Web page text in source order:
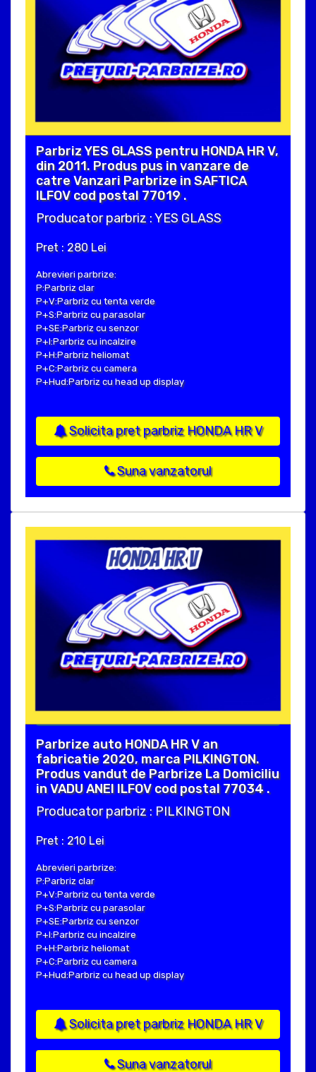
Parbriz YES GLASS pentru HONDA HR V,
din 2011. Produs pus in vanzare de
catre Vanzari Parbrize in SAFTICA
ILFOV cod postal 77019 .
Producator parbriz : YES GLASS
Pret : 280 Lei
Abrevieri parbrize:
P:Parbriz clar
P+V:Parbriz cu tenta verde
P+S:Parbriz cu parasolar
P+SE:Parbriz cu senzor
P+I:Parbriz cu incalzire
P+H:Parbriz heliomat
P+C:Parbriz cu camera
P+Hud:Parbriz cu head up display
Solicita pret parbriz HONDA HR V
Suna vanzatorul
Parbrize auto HONDA HR V an
fabricatie 2020, marca PILKINGTON.
Produs vandut de Parbrize La Domiciliu
in VADU ANEI ILFOV cod postal 77034 .
Producator parbriz : PILKINGTON
Pret : 210 Lei
Abrevieri parbrize:
P:Parbriz clar
P+V:Parbriz cu tenta verde
P+S:Parbriz cu parasolar
P+SE:Parbriz cu senzor
P+I:Parbriz cu incalzire
P+H:Parbriz heliomat
P+C:Parbriz cu camera
P+Hud:Parbriz cu head up display
Solicita pret parbriz HONDA HR V
Suna vanzatorul